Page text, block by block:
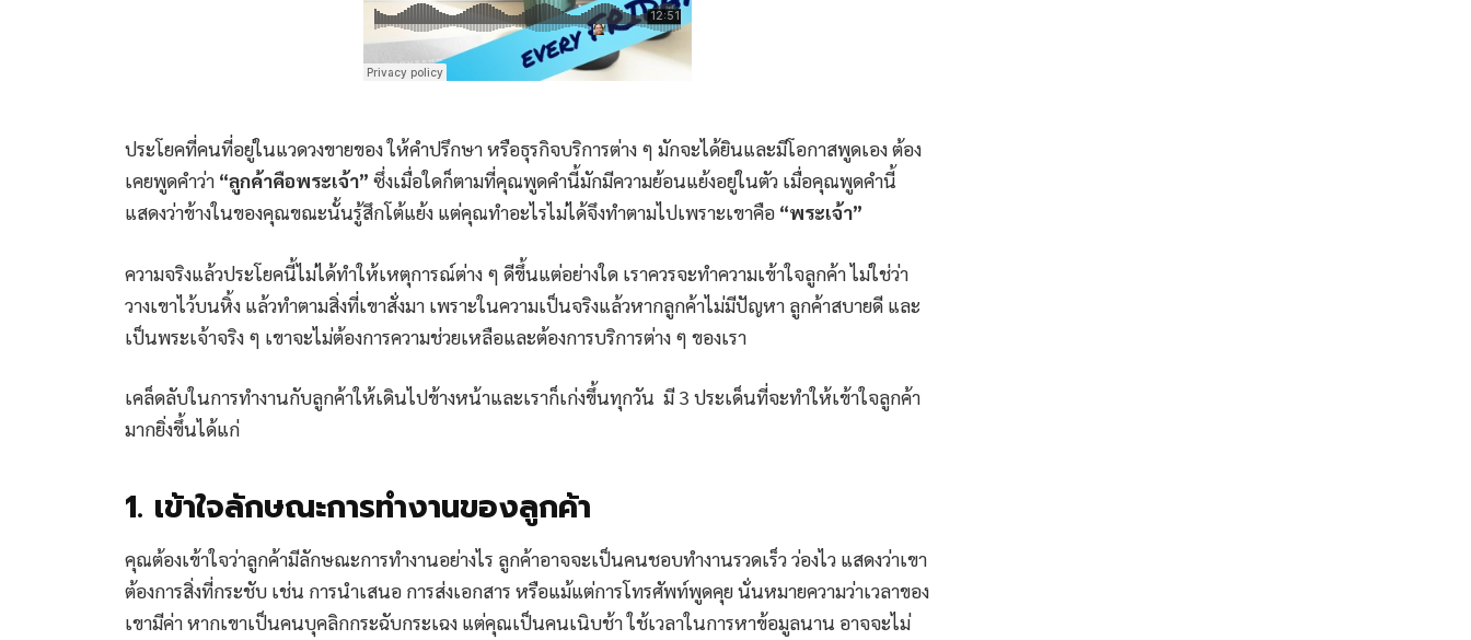
ประโยคที่คนที่อยู่ในแวดวงขายของ ให้คำปรึกษา หรือธุรกิจบริการต่าง ๆ มักจะได้ยินและมีโอกาสพูดเอง ต้อง
เคยพูดคำว่า “ลูกค้าคือพระเจ้า” ซึ่งเมื่อใดก็ตามที่คุณพูดคำนี้มักมีความย้อนแย้งอยู่ในตัว เมื่อคุณพูดคำนี้
แสดงว่าข้างในของคุณขณะนั้นรู้สึกโต้แย้ง แต่คุณทำอะไรไม่ได้จึงทำตามไปเพราะเขาคือ “พระเจ้า”
ความจริงแล้วประโยคนี้ไม่ได้ทำให้เหตุการณ์ต่าง ๆ ดีขึ้นแต่อย่างใด เราควรจะทำความเข้าใจลูกค้า ไม่ใช่ว่า
วางเขาไว้บนหิ้ง แล้วทำตามสิ่งที่เขาสั่งมา เพราะในความเป็นจริงแล้วหากลูกค้าไม่มีปัญหา ลูกค้าสบายดี และ
เป็นพระเจ้าจริง ๆ เขาจะไม่ต้องการความช่วยเหลือและต้องการบริการต่าง ๆ ของเรา
เคล็ดลับในการทำงานกับลูกค้าให้เดินไปข้างหน้าและเราก็เก่งขึ้นทุกวัน มี 3 ประเด็นที่จะทำให้เข้าใจลูกค้า
มากยิ่งขึ้นได้แก่
1. เข้าใจลักษณะการทำงานของลูกค้า
คุณต้องเข้าใจว่าลูกค้ามีลักษณะการทำงานอย่างไร ลูกค้าอาจจะเป็นคนชอบทำงานรวดเร็ว ว่องไว แสดงว่าเขา
ต้องการสิ่งที่กระชับ เช่น การนำเสนอ การส่งเอกสาร หรือแม้แต่การโทรศัพท์พูดคุย นั่นหมายความว่าเวลาของ
เขามีค่า หากเขาเป็นคนบุคลิกกระฉับกระเฉง แต่คุณเป็นคนเนิบช้า ใช้เวลาในการหาข้อมูลนาน อาจจะไม่